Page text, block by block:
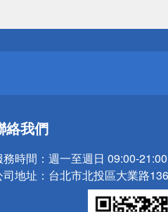
絡我們
務時間： 週一至週日 09:00-
地址： 台北市北投區大業路